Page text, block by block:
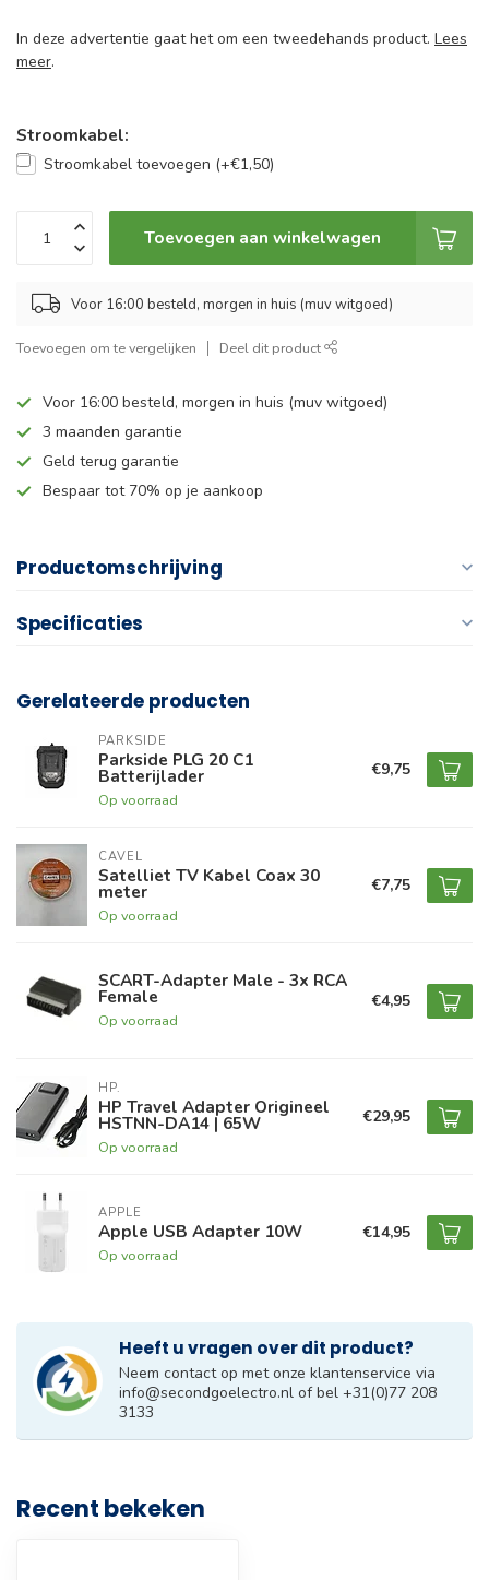
In deze advertentie gaat het om een tweedehands product. Lees
meer.
Stroomkabel:
Stroomkabel toevoegen (+€1,50)
Toevoegen aan winkelwagen
Voor 16:00 besteld, morgen in huis (muv witgoed)
Toevoegen om te vergelijken Deel dit product
Voor 16:00 besteld, morgen in huis (muv witgoed)
3 maanden garantie
Geld terug garantie
Bespaar tot 70% op je aankoop
Productomschrijving
Specificaties
Gerelateerde producten
PARKSIDE
Parkside PLG 20 C1
Batterijlader
Op voorraad
€9,75
CAVEL
Satelliet TV Kabel Coax 30
meter
Op voorraad
€7,75
SCART-Adapter Male - 3x RCA
Female
Op voorraad
€4,95
HP.
HP Travel Adapter Origineel
HSTNN-DA14 | 65W
Op voorraad
€29,95
APPLE
Apple USB Adapter 10W
Op voorraad
€14,95
Heeft u vragen over dit product?
Neem contact op met onze klantenservice via
info@secondgoelectro.nl of bel +31(0)77 208
3133
Recent bekeken